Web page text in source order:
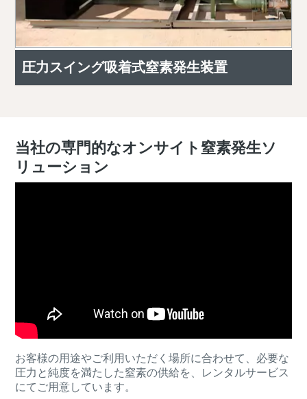
圧力スイング吸着式窒素発生装置
当社の専門的なオンサイト窒素発生ソ
リューション
お客様の用途やご利用いただく場所に合わせて、必要な
圧力と純度を満たした窒素の供給を、レンタルサービス
にてご用意しています。